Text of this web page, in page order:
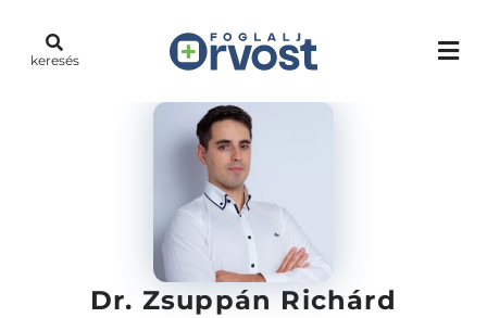
keresés
Dr. Zsuppán Richárd